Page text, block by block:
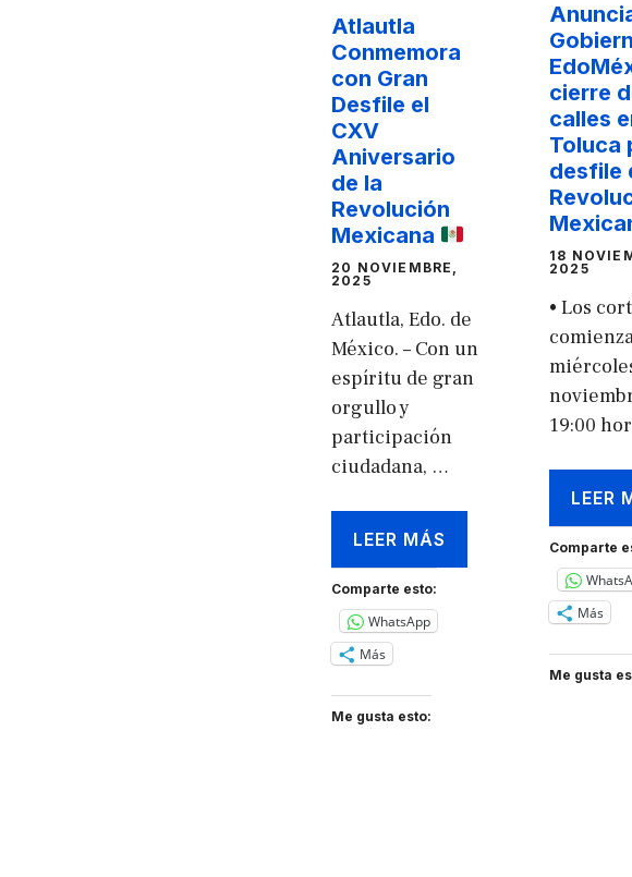
Atlautla
Conmemora
con Gran
Desfile el
CXV
Aniversario
de la
Revolución
Mexicana
20 NOVIEMBRE,
2025
Atlautla, Edo. de
México. – Con un
espíritu de gran
orgullo y
participación
ciudadana, …
LEER MÁS
Comparte esto:
WhatsApp
Más
Me gusta esto:
cierre
calles
Toluca
desfile
18
2025
• Los
19:00
LEER
Comparte
Más
Me gusta